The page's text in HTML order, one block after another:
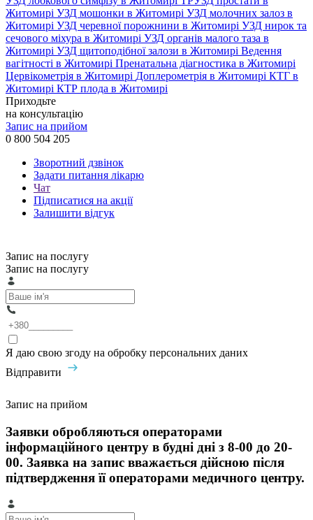
Житомирі УЗД мошонки в Житомирі УЗД молочних залоз в
Житомирі УЗД черевної порожнини в Житомирі УЗД нирок та
сечового міхура в Житомирі УЗД органів малого таза в
Житомирі УЗД щитоподібної залози в Житомирі Ведення
вагітності в Житомирі Пренатальна діагностика в Житомирі
Цервікометрія в Житомирі Доплерометрія в Житомирі КТГ в
Житомирі КТР плода в Житомирі
Приходьте
на консультацію
Запис на прийом
0 800 504 205
Зворотний дзвінок
Задати питання лікарю
Чат
Підписатися на акції
Залишити відгук
Запис на послугу
Запис на послугу
Я даю свою згоду на обробку персональних даних
Відправити
Запис на прийом
Заявки обробляються операторами
інформаційного центру в будні дні з 8-00 до 20-
00. Заявка на запис вважається дійсною після
підтвердження її операторами медичного центру.